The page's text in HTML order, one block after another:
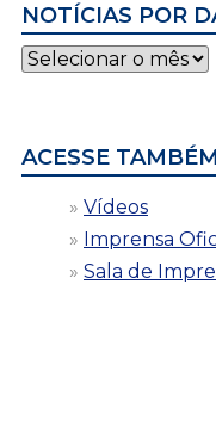
NOTÍCIAS POR
Notícias
por
ACESSE TAMBÉM
Vídeos
Imprensa
Sala de